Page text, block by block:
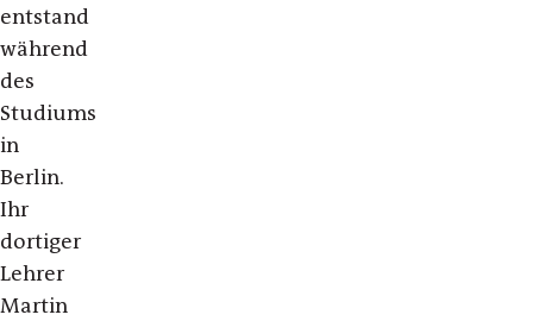
entstand
während
des
Studiums
in
Berlin.
Ihr
dortiger
Lehrer
Martin